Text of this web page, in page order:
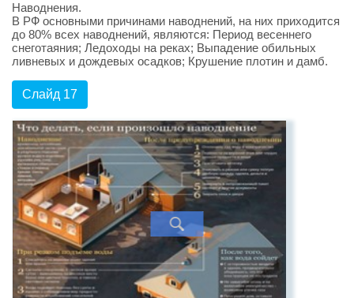
Наводнения.
В РФ основными причинами наводнений, на них приходится
до 80% всех наводнений, являются: Период весеннего
снеготаяния; Ледоходы на реках; Выпадение обильных
ливневых и дождевых осадков; Крушение плотин и дамб.
Слайд 17